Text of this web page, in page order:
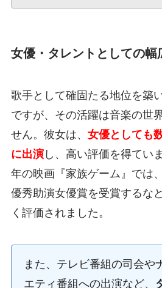
女優・タレントとしての幅
歌手として確固たる地位を築
ですが、その活躍は音楽の世
せん。彼女は、 女優としても
に出演し、高い評価を得てい
年の映画『家族ゲーム』では
優秀助演女優賞を受賞するな
く評価されました。
また、テレビ番組の司会や
エティ番組への出演など、